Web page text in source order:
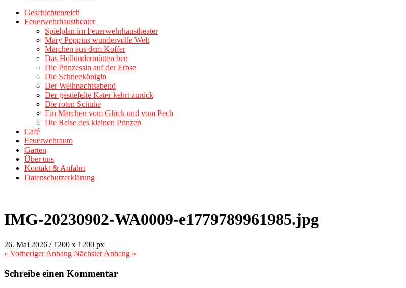
Geschichtenreich
Feuerwehrhaustheater
Spielplan im Feuerwehrhaustheater
Mary Poppins wundervolle Welt
Märchen aus dem Koffer
Das Hollundermütterchen
Die Prinzessin auf der Erbse
Die Schneekönigin
Der Weihnachtsabend
Der gestiefelte Kater kehrt zurück
Die roten Schuhe
Ein Märchen vom Glück und vom Pech
Die Reise des kleinen Prinzen
Café
Feuerwehrauto
Garten
Über uns
Kontakt & Anfahrt
Datenschutzerklärung
IMG-20230902-WA0009-e1779789961985.jpg
26. Mai 2026 / 1200 x 1200 px
« VorherigerAnhang NächsterAnhang »
Schreibe einen Kommentar